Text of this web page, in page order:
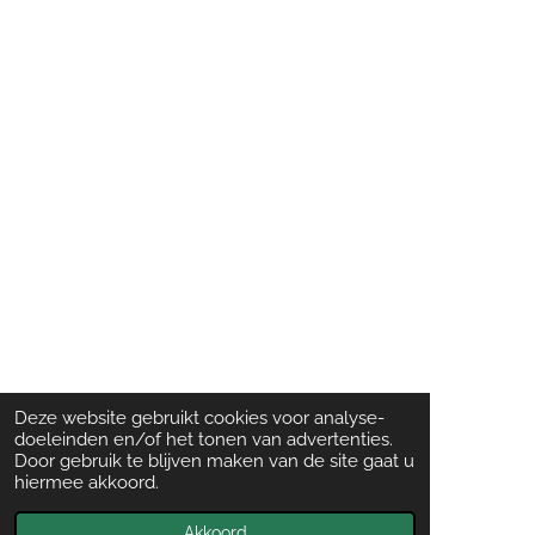
Deze website gebruikt cookies voor analyse-
doeleinden en/of het tonen van advertenties.
Door gebruik te blijven maken van de site gaat u
hiermee akkoord.